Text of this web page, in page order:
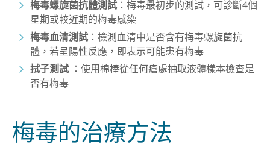
梅毒螺旋菌抗體測試 ：梅毒最初步的測試，可診斷4個
星期或較近期的梅毒感染
梅毒血清測試 ：檢測血清中是否含有梅毒螺旋菌抗
體，若呈陽性反應，即表示可能患有梅毒
拭子測試 ：使用棉棒從任何瘡處抽取液體樣本檢查是
否有梅毒
梅毒的治療方法